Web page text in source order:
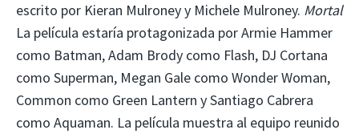
escrito por Kieran Mulroney y Michele Mulroney. Mortal
La película estaría protagonizada por Armie Hammer
como Batman, Adam Brody como Flash, DJ Cortana
como Superman, Megan Gale como Wonder Woman,
Common como Green Lantern y Santiago Cabrera
como Aquaman. La película muestra al equipo reunido